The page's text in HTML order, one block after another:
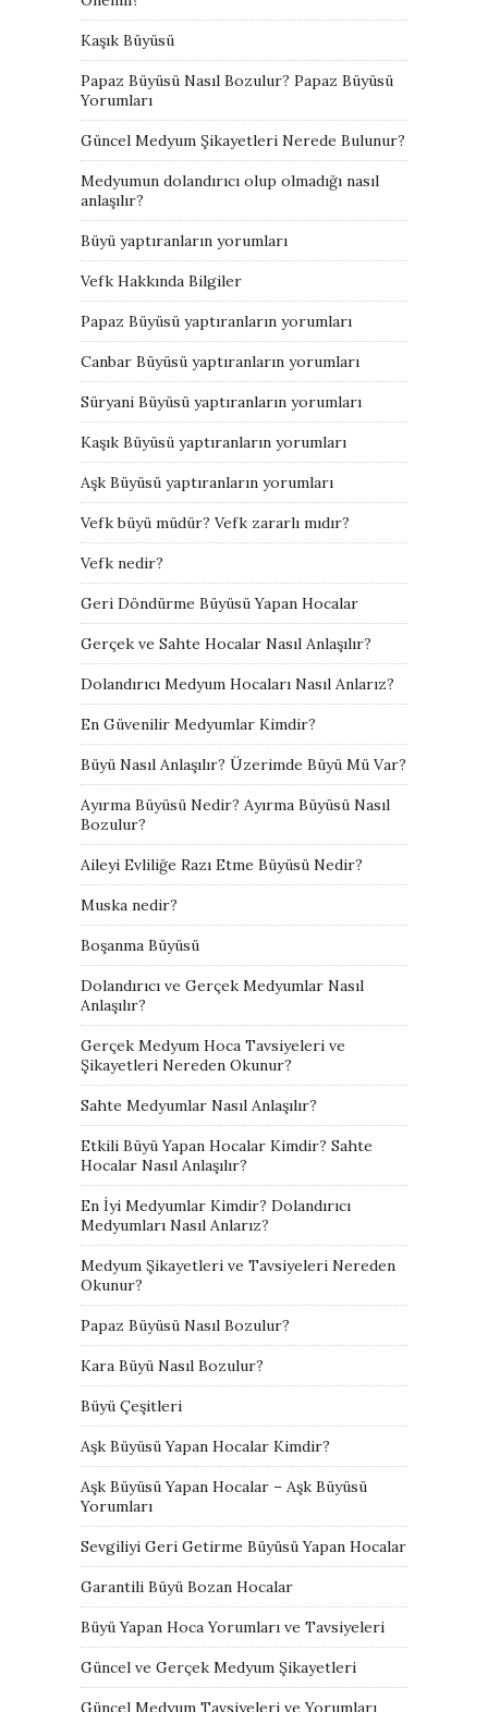
Kaşık Büyüsü
Papaz Büyüsü Nasıl Bozulur? Papaz Büyüsü
Yorumları
Güncel Medyum Şikayetleri Nerede Bulunur?
Medyumun dolandırıcı olup olmadığı nasıl
anlaşılır?
Büyü yaptıranların yorumları
Vefk Hakkında Bilgiler
Papaz Büyüsü yaptıranların yorumları
Canbar Büyüsü yaptıranların yorumları
Süryani Büyüsü yaptıranların yorumları
Kaşık Büyüsü yaptıranların yorumları
Aşk Büyüsü yaptıranların yorumları
Vefk büyü müdür? Vefk zararlı mıdır?
Vefk nedir?
Geri Döndürme Büyüsü Yapan Hocalar
Gerçek ve Sahte Hocalar Nasıl Anlaşılır?
Dolandırıcı Medyum Hocaları Nasıl Anlarız?
En Güvenilir Medyumlar Kimdir?
Büyü Nasıl Anlaşılır? Üzerimde Büyü Mü Var?
Ayırma Büyüsü Nedir? Ayırma Büyüsü Nasıl
Bozulur?
Aileyi Evliliğe Razı Etme Büyüsü Nedir?
Muska nedir?
Boşanma Büyüsü
Dolandırıcı ve Gerçek Medyumlar Nasıl
Anlaşılır?
Gerçek Medyum Hoca Tavsiyeleri ve
Şikayetleri Nereden Okunur?
Sahte Medyumlar Nasıl Anlaşılır?
Etkili Büyü Yapan Hocalar Kimdir? Sahte
Hocalar Nasıl Anlaşılır?
En İyi Medyumlar Kimdir? Dolandırıcı
Medyumları Nasıl Anlarız?
Medyum Şikayetleri ve Tavsiyeleri Nereden
Okunur?
Papaz Büyüsü Nasıl Bozulur?
Kara Büyü Nasıl Bozulur?
Büyü Çeşitleri
Aşk Büyüsü Yapan Hocalar Kimdir?
Aşk Büyüsü Yapan Hocalar – Aşk Büyüsü
Yorumları
Sevgiliyi Geri Getirme Büyüsü Yapan Hocalar
Garantili Büyü Bozan Hocalar
Büyü Yapan Hoca Yorumları ve Tavsiyeleri
Güncel ve Gerçek Medyum Şikayetleri
Güncel Medyum Tavsiyeleri ve Yorumları